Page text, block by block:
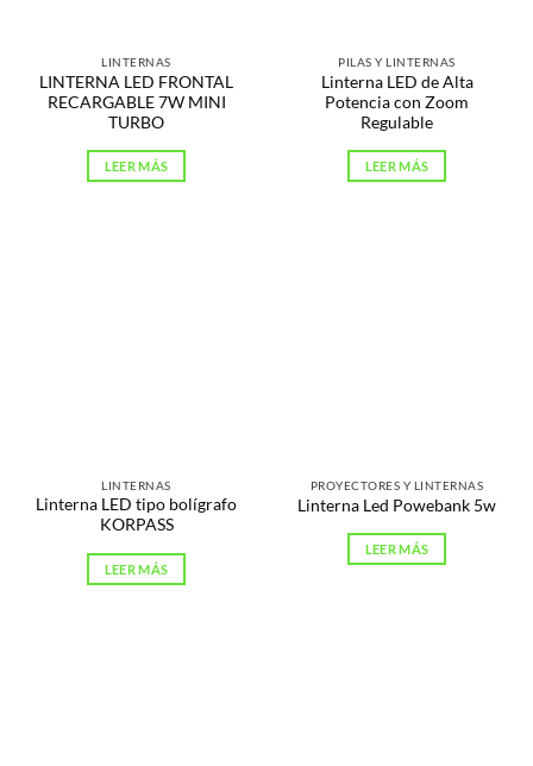
LINTERNAS
LINTERNA LED FRONTAL
RECARGABLE 7W MINI
TURBO
LEER MÁS
PILAS Y LINTERNAS
Linterna LED de Alta
Potencia con Zoom
Regulable
LEER MÁS
LINTERNAS
Linterna LED tipo bolígrafo
KORPASS
LEER MÁS
PROYECTORES Y LINTERNAS
Linterna Led Powebank 5w
LEER MÁS